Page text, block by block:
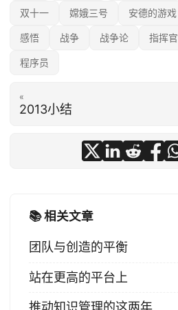
双十一 嫦娥三号 安德的游戏
感悟 战争 战争论 指挥官
程序员
«
2013小结
📚 相关文章
团队与创造的平衡
站在更高的平台上
推动知识管理的这两年